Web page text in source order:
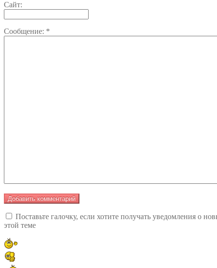
Сайт:
Сообщение: *
Поставьте галочку, если хотите получать уведомления о
этой теме